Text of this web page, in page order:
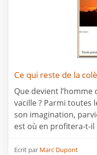
Ce qui reste de la
Que devient
vacille ? Parmi toutes
son imagination,
est où en profitera-t-
Ecrit par Marc Dupont